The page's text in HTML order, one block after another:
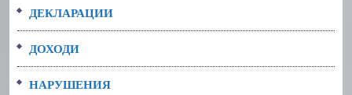
ДЕКЛАРАЦИИ
ДОХОДИ
НАРУШЕНИЯ